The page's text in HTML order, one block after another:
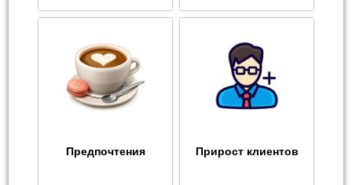
Предпочтения Прирост клиентов